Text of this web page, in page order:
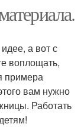
а вот с
воплощать,
примера
вам нужно
Работать